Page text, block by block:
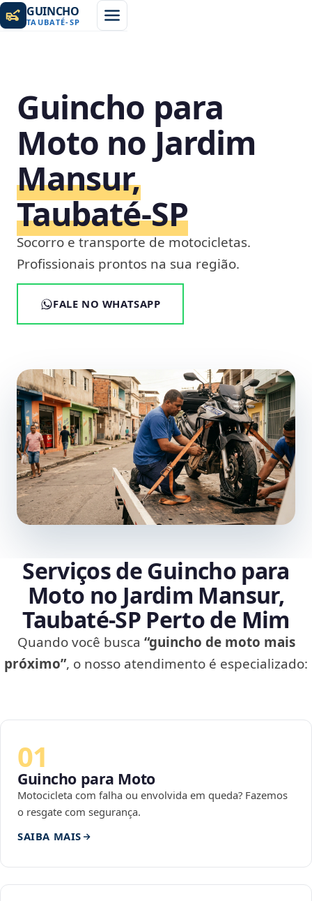
GUINCHO
TAUBATÉ-SP
Guincho para
Moto no Jardim
Mansur,
Taubaté‑SP
Socorro e transporte de motocicletas.
Profissionais prontos na sua região.
FALE NO WHATSAPP
Serviços de Guincho para
Moto no Jardim Mansur,
Taubaté‑SP Perto de Mim
Quando você busca “guincho de moto mais
próximo”, o nosso atendimento é especializado:
01
Guincho para Moto
Motocicleta com falha ou envolvida em queda? Fazemos
o resgate com segurança.
SAIBA MAIS